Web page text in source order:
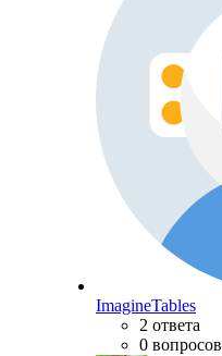
ImagineTables
2 ответа
0 вопросов